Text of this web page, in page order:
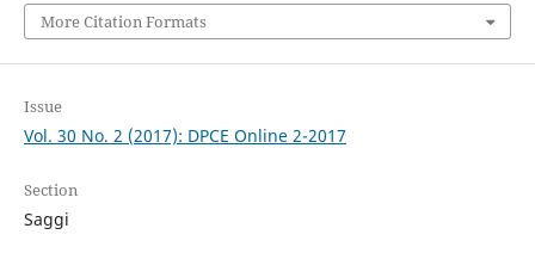
More Citation Formats
Issue
Vol. 30 No. 2 (2017): DPCE Online 2-2017
Section
Saggi